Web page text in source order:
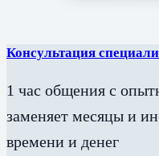
Консультация
1 час общения с
заменяет месяцы и
времени и денег